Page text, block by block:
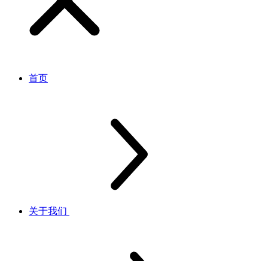
首页
关于我们